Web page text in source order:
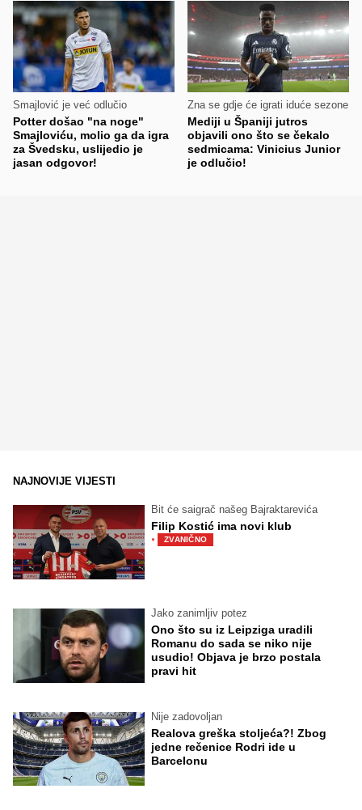
Smajlović je već odlučio
Potter došao "na noge"
Smajloviću, molio ga da igra
za Švedsku, uslijedio je
jasan odgovor!
Zna se gdje će igrati iduće sezone
Mediji u Španiji jutros
objavili ono što se čekalo
sedmicama: Vinicius Junior
je odlučio!
NAJNOVIJE VIJESTI
Bit će saigrač našeg Bajraktarevića
Filip Kostić ima novi klub
· ZVANIČNO
Jako zanimljiv potez
Ono što su iz Leipziga uradili
Romanu do sada se niko nije
usudio! Objava je brzo postala
pravi hit
Nije zadovoljan
Realova greška stoljeća?! Zbog
jedne rečenice Rodri ide u
Barcelonu